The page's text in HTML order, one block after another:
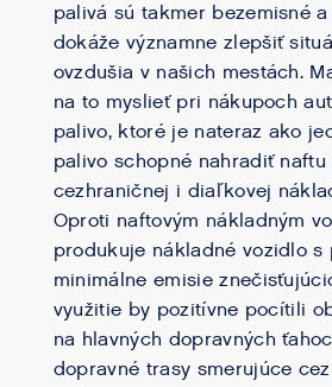
palivá sú takmer bezemisné
dokáže významne zlepšiť
ovzdušia v našich mestách.
na to myslieť pri nákupoch
palivo, ktoré je nateraz ako
palivo schopné nahradiť naftu
cezhraničnej i diaľkovej
Oproti naftovým nákladným
produkuje nákladné vozidlo s
minimálne emisie
využitie by pozitívne pocítili
na hlavných dopravných
dopravné trasy smerujúce